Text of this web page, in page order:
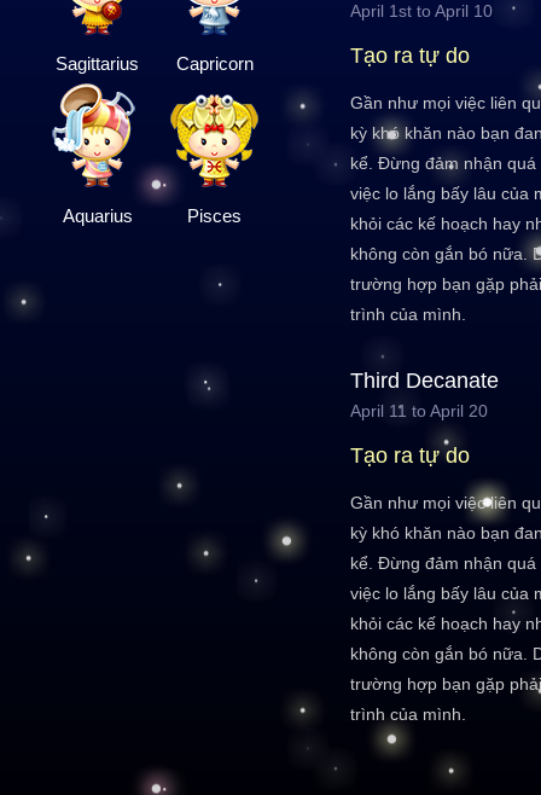
Sagittarius Capricorn
Aquarius Pisces
April 1st to April 10
Tạo ra tự do
Gần như mọi việc liên
kỳ khó khăn nào bạn
kể. Đừng đảm nhận
việc lo lắng bấy lâu của
khỏi các kế hoạch hay
không còn gắn bó nữa.
trường hợp bạn gặp
trình của mình.
Third Decanate
April 11 to April 20
Tạo ra tự do
Gần như mọi việc liên
kỳ khó khăn nào bạn
kể. Đừng đảm nhận
việc lo lắng bấy lâu của
khỏi các kế hoạch hay
không còn gắn bó nữa.
trường hợp bạn gặp
trình của mình.